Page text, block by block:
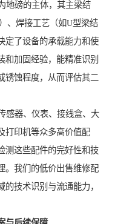
地磅的主体，其主梁结
、焊接工艺（如U型梁结
定了设备的承载能力和使
和加固经验，能精准识别
锈蚀程度，从而评估其二
感器、仪表、接线盒、大
打印机等众多高价值配
测这些配件的完好性和技
。我们的低价出售维修配
技术识别与流通能力，